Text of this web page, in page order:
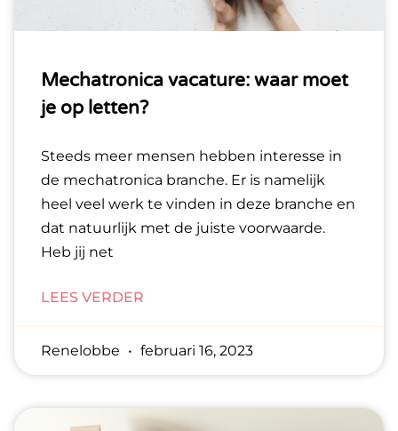
Mechatronica vacature: waar moet
je op letten?
Steeds meer mensen hebben interesse in
de mechatronica branche. Er is namelijk
heel veel werk te vinden in deze branche en
dat natuurlijk met de juiste voorwaarde.
Heb jij net
LEES VERDER
Renelobbe februari 16, 2023